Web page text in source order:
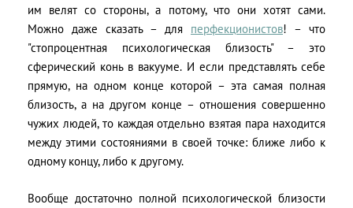
им велят со стороны, а потому, что они хотят сами.
Можно даже сказать – для перфекционистов! – что
"стопроцентная психологическая близость" – это
сферический конь в вакууме. И если представлять себе
прямую, на одном конце которой – эта самая полная
близость, а на другом конце – отношения совершенно
чужих людей, то каждая отдельно взятая пара находится
между этими состояниями в своей точке: ближе либо к
одному концу, либо к другому.
Вообще достаточно полной психологической близости